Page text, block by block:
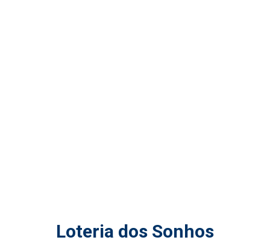
Loteria dos Sonhos